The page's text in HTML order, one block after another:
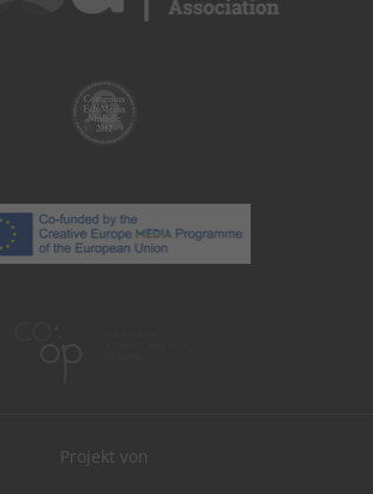
Projekt von